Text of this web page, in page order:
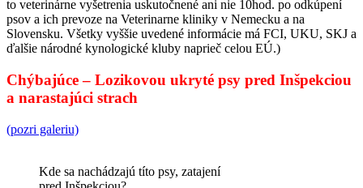
to veterinárne vyšetrenia uskutočnené ani nie 10hod. po odkúpení
psov a ich prevoze na Veterinarne kliniky v Nemecku a na
Slovensku. Všetky vyššie uvedené informácie má FCI, UKU, SKJ a
ďalšie národné kynologické kluby naprieč celou EÚ.)
Chýbajúce – Lozikovou ukryté psy pred Inšpekciou
a narastajúci strach
(pozri galeriu)
Kde sa nachádzajú títo psy, zatajení